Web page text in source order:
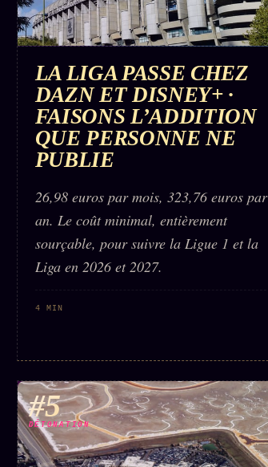
LA LIGA PASSE CHEZ
DAZN ET DISNEY+ ·
FAISONS L’ADDITION
QUE PERSONNE NE
PUBLIE
26,98 euros par mois, 323,76 euros par
an. Le coût minimal, entièrement
sourçable, pour suivre la Ligue 1 et la
Liga en 2026 et 2027.
4 MIN
#5
DÉTONATION